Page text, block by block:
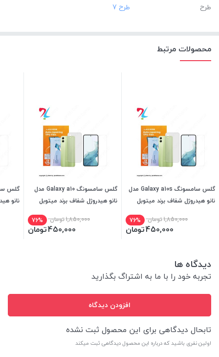
طرح
محصولات مرتبط
گلس سامسونگ Galaxy a10s مدل
نانو هیدروژل شفاف برند میتوبل
1,850,000تومان 76%
450,000تومان
گلس سامسونگ Galaxy a10 مدل
نانو هیدروژل شفاف برند میتوبل
1,850,000تومان 76%
450,000تومان
نانو
دیدگاه ها
تجربه خود را با ما به اشتراگ بگذارید
افزودن دیدگاه
تابحال دیدگاهی برای این محصول ثبت نشده
اولین نفری باشید که درباره این محصول دیدگاهی ثبت میکند